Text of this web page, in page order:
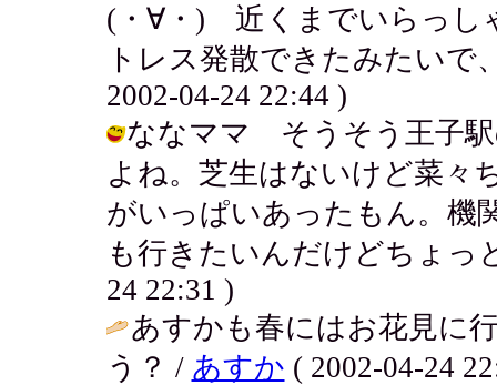
(・∀・) 近くまでいらっし
トレス発散できたみたい
2002-04-24 22:44 )
ななママ そうそう王子駅
よね。芝生はないけど菜々
がいっぱいあったもん。機
も行きたいんだけどちょっ
24 22:31 )
あすかも春にはお花見に
う？ / あすか ( 2002-04-24